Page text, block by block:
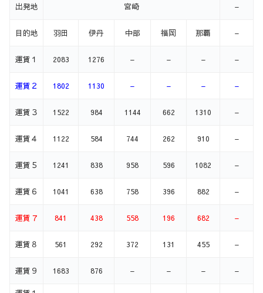
出発地 宮崎 –
目的地 羽田 伊丹 中部 福岡 那覇 –
運賃１ 2083 1276 – – – –
運賃２ 1802 1130 – – – –
運賃３ 1522 984 1144 662 1310 –
運賃４ 1122 584 744 262 910 –
運賃５ 1241 838 958 596 1082 –
運賃６ 1041 638 758 396 882 –
運賃７ 841 438 558 196 682 –
運賃８ 561 292 372 131 455 –
運賃９ 1683 876 – – – –